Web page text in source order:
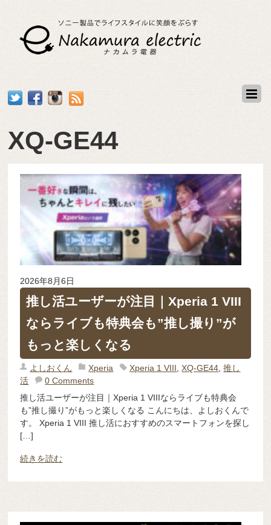
XQ-GE44
2026年8月6日
推し活ユーザーが注目｜Xperia 1 VIII
ならライブも特典会も”推し撮り”が
もっと楽しくなる
よしおくん Xperia Xperia 1 VIII,XQ-GE44,推し
活
0 Comments
推し活ユーザーが注目｜Xperia 1 VIIIならライブも特典会
も”推し撮り”がもっと楽しくなる こんにちは、よしおくんで
す。 Xperia 1 VIII 推し活におすすめのスマートフォンを探し
[…]
続きを読む